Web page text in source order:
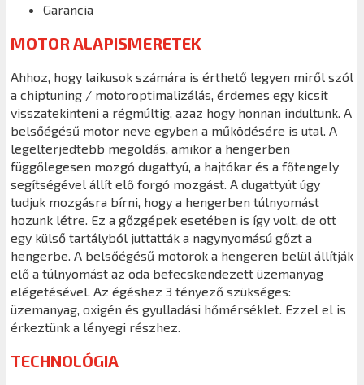
Garancia
MOTOR ALAPISMERETEK
Ahhoz, hogy laikusok számára is érthető legyen miről szól
a chiptuning / motoroptimalizálás, érdemes egy kicsit
visszatekinteni a régmúltig, azaz hogy honnan indultunk. A
belsőégésű motor neve egyben a működésére is utal. A
legelterjedtebb megoldás, amikor a hengerben
függőlegesen mozgó dugattyú, a hajtókar és a főtengely
segítségével állít elő forgó mozgást. A dugattyút úgy
tudjuk mozgásra bírni, hogy a hengerben túlnyomást
hozunk létre. Ez a gőzgépek esetében is így volt, de ott
egy külső tartályból juttatták a nagynyomású gőzt a
hengerbe. A belsőégésű motorok a hengeren belül állítják
elő a túlnyomást az oda befecskendezett üzemanyag
elégetésével. Az égéshez 3 tényező szükséges:
üzemanyag, oxigén és gyulladási hőmérséklet. Ezzel el is
érkeztünk a lényegi részhez.
TECHNOLÓGIA